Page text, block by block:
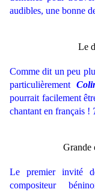
audibles, une bonne
Le
Comme dit un peu
particulièrement
pourrait facilement
chantant en français !
Grande
Le premier invité
compositeur